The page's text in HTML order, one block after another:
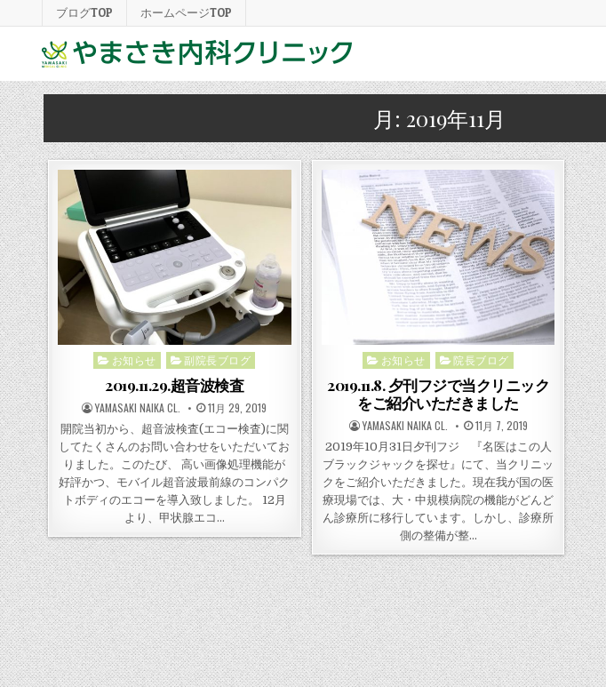
ブログTOP ホームページTOP
月: 2019年11月
Posted
お知らせ 副院長ブログ
2019.11.29.超音波検査
POSTED
BY
YAMASAKI NAIKA CL. POSTED
ON
11月 29, 2019
開院当初から、超音波検査(エコー検査)に関
してたくさんのお問い合わせをいただいてお
りました。このたび、 高い画像処理機能が
好評かつ、モバイル超音波最前線のコンパク
トボディのエコーを導入致しました。 12月
より、甲状腺エコ…
Posted
お知らせ 院長ブログ
2019.11.8. 夕刊フジで当クリニック
をご紹介いただきました
POSTED
BY
YAMASAKI NAIKA CL. POSTED
ON
11月 7, 2019
2019年10月31日夕刊フジ 『名医はこの人
ブラックジャックを探せ』にて、当クリニッ
クをご紹介いただきました。現在我が国の医
療現場では、大・中規模病院の機能がどんど
ん診療所に移行しています。しかし、診療所
側の整備が整…